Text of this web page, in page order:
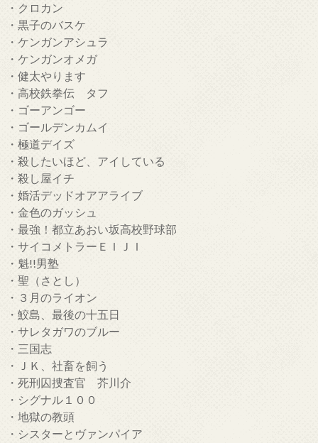
・クロカン
・黒子のバスケ
・ケンガンアシュラ
・ケンガンオメガ
・健太やります
・高校鉄拳伝 タフ
・ゴーアンゴー
・ゴールデンカムイ
・極道デイズ
・殺したいほど、アイしている
・殺し屋イチ
・婚活デッドオアアライブ
・金色のガッシュ
・最強！都立あおい坂高校野球部
・サイコメトラーＥＩＪＩ
・魁!!男塾
・聖（さとし）
・３月のライオン
・鮫島、最後の十五日
・サレタガワのブルー
・三国志
・ＪＫ、社畜を飼う
・死刑囚捜査官 芥川介
・シグナル１００
・地獄の教頭
・シスターとヴァンパイア